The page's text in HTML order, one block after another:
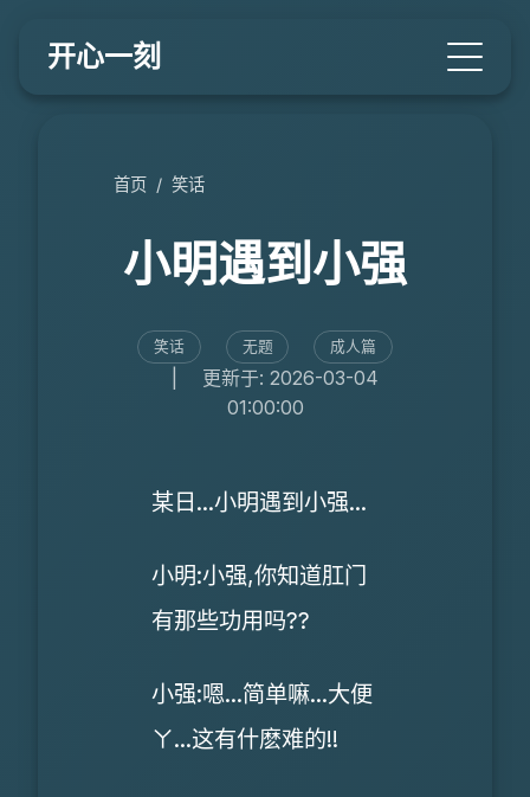
开心一刻
首页 / 笑话
小明遇到小强
笑话 无题 成人篇
更新于: 2026-03-04
01:00:00
某日...小明遇到小强...
小明:小强,你知道肛门
有那些功用吗??
小强:嗯...简单嘛...大便
ㄚ...这有什麽难的!!